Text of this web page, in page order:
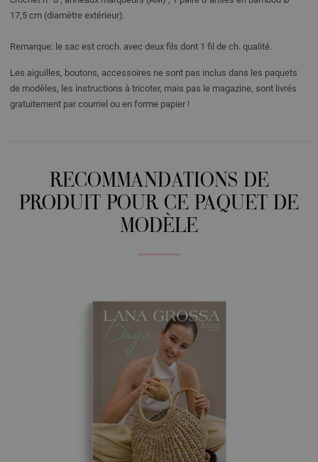
17,5 cm (diamètre extérieur).
Remarque: le sac est croch. avec deux fils dont 1 fil de ch. qualité.
Les aiguilles, boutons, accessoires ne sont pas inclus dans les paquets
de modèles, les instructions à tricoter, mais pas le magazine, sont livrés
gratuitement par courriel ou en forme papier !
RECOMMANDATIONS DE
PRODUIT POUR CE PAQUET DE
MODÈLE